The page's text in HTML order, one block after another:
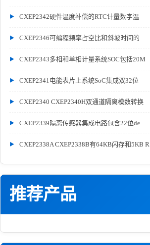
CXEP2342硬件温度补偿的RTC计量数字温
CXEP2346可编程频率占空比和斜坡时间的
CXEP2343多相和单相计量系统SOC包括20M
CXEP2341电能表片上系统SoC集成双32位
CXEP2340 CXEP2340H双通道隔离模数转换
CXEP2339隔离传感器集成电路包含22位de
CXEP2338A CXEP2338B有64KB闪存和5KB R
推荐产品